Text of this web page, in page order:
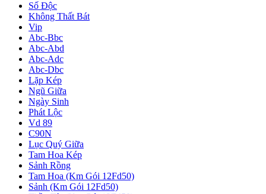
Số Độc
Không Thất Bát
Vip
Abc-Bbc
Abc-Abd
Abc-Adc
Abc-Dbc
Lặp Kép
Ngũ Giữa
Ngày Sinh
Phát Lộc
Vd 89
C90N
Lục Quý Giữa
Tam Hoa Kép
Sảnh Rồng
Tam Hoa (Km Gói 12Fd50)
Sảnh (Km Gói 12Fd50)